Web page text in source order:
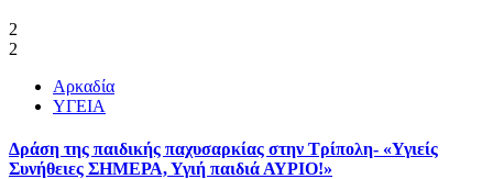
2
2
Αρκαδία
ΥΓΕΙΑ
Δράση της παιδικής παχυσαρκίας στην Τρίπολη- «Υγιείς
Συνήθειες ΣΗΜΕΡΑ, Υγιή παιδιά ΑΥΡΙΟ!»